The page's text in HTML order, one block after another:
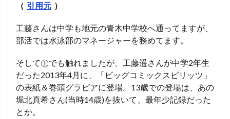
（ 引用元 ）
工藤さんは中学も地元の青木中学校へ通ってますが、
部活では水泳部のマネージャーを務めてます。
そして㊤でも触れましたが、工藤遥さんが中学2年生
だった2013年4月に、「ビッグコミックスピリッツ」
の表紙＆巻頭グラビアに登場。13歳での登場は、あの
堀北真希さん(当時14歳)を抜いて、最年少記録だった
とか。